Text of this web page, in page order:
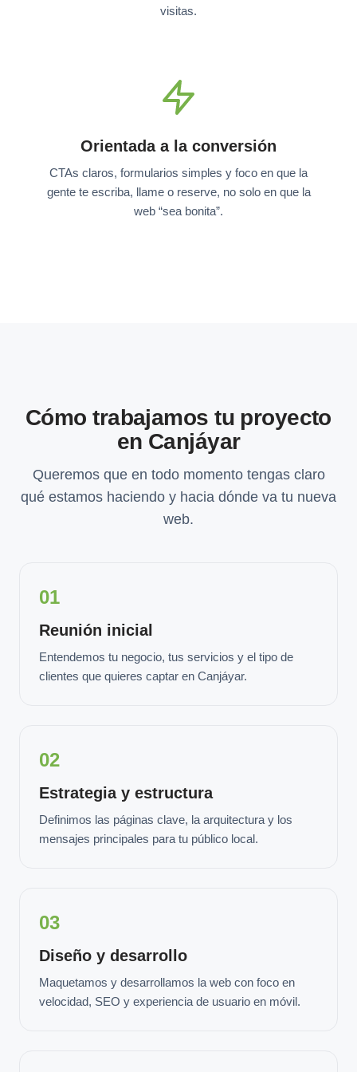
visitas.
Orientada a la conversión
CTAs claros, formularios simples y foco en que la
gente te escriba, llame o reserve, no solo en que la
web “sea bonita”.
Cómo trabajamos tu proyecto
en Canjáyar
Queremos que en todo momento tengas claro
qué estamos haciendo y hacia dónde va tu nueva
web.
01
Reunión inicial
Entendemos tu negocio, tus servicios y el tipo de
clientes que quieres captar en Canjáyar.
02
Estrategia y estructura
Definimos las páginas clave, la arquitectura y los
mensajes principales para tu público local.
03
Diseño y desarrollo
Maquetamos y desarrollamos la web con foco en
velocidad, SEO y experiencia de usuario en móvil.